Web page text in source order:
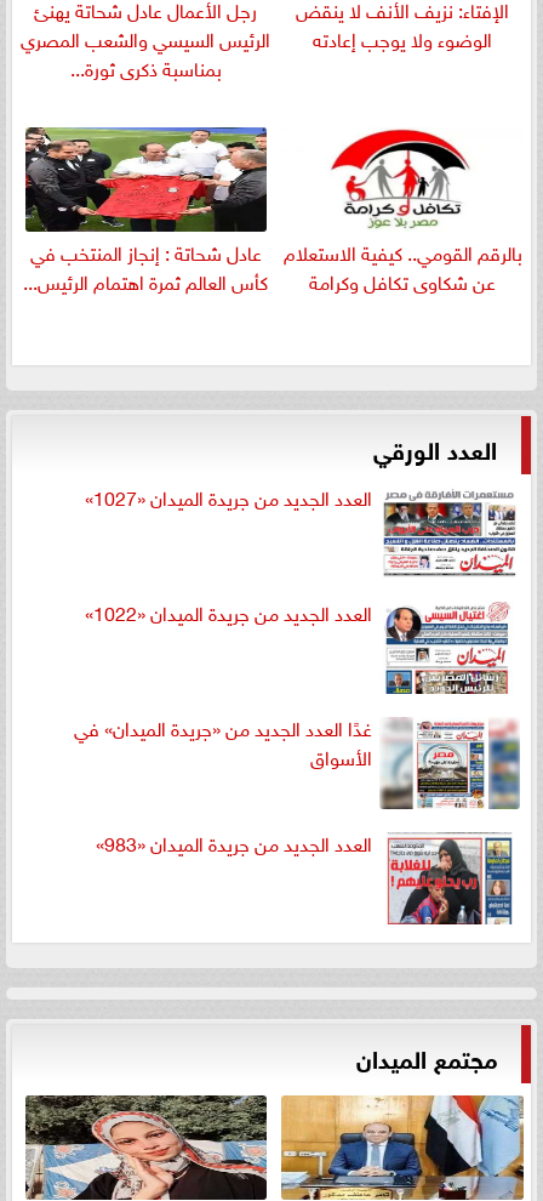
الإفتاء: نزيف الأنف لا ينقض
الوضوء ولا يوجب إعادته
رجل الأعمال عادل شحاتة يهنئ
الرئيس السيسي والشعب المصري
بمناسبة ذكرى ثورة...
بالرقم القومي.. كيفية الاستعلام
عن شكاوى تكافل وكرامة
عادل شحاتة : إنجاز المنتخب في
كأس العالم ثمرة اهتمام الرئيس...
العدد الورقي
العدد الجديد من جريدة الميدان «1027»
العدد الجديد من جريدة الميدان «1022»
غدًا العدد الجديد من «جريدة الميدان» في
الأسواق
العدد الجديد من جريدة الميدان «983»
مجتمع الميدان